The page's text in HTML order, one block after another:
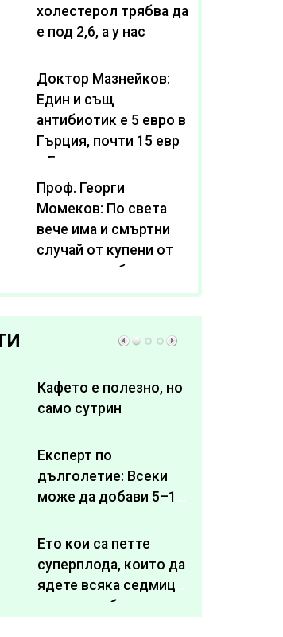
холестерол трябва да
е под 2,6, а у нас
нива от 3,2
Доктор Мазнейков:
Един и същ
антибиотик e 5 евро в
Гърция, почти 15 евро
в България
Проф. Георги
Момеков: По света
вече има и смъртни
случай от купени от
интернет субстанции
за отслабване
Кафето е полезно, но
само сутрин
Експерт по
дълголетие: Всеки
може да добави 5–10
живота си
Ето кои са петте
суперплода, които да
ядете всяка седмица,
за да подобрите